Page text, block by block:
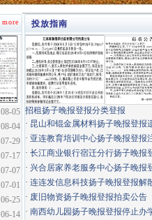
投放指南
招租扬子晚报登报分类登报
· 昆山和锟金属材料扬子晚报登报
· 亚连教育培训中心扬子晚报登报
· 长江商业银行宿迁分行扬子晚报
· 兴合居家养老服务中心扬子晚报
· 连连发信息科技扬子晚报登报解
· 废旧物资扬子晚报登报拍卖公告
· 南西幼儿园扬子晚报登报停止办
more
08-05
08-04
07-29
07-17
07-07
07-01
06-25
06-14